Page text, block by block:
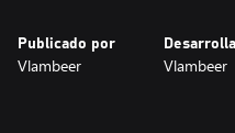
Publicado por
Vlambeer Vlambeer